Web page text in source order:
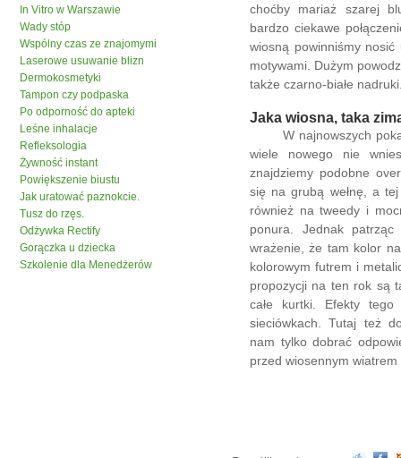
In Vitro w Warszawie
Wady stóp
Wspólny czas ze znajomymi
Laserowe usuwanie blizn
Dermokosmetyki
Tampon czy podpaska
Po odporność do apteki
Leśne inhalacje
Refleksologia
Żywność instant
Powiększenie biustu
Jak uratować paznokcie.
Tusz do rzęs.
Odżywka Rectify
Gorączka u dziecka
Szkolenie dla Menedżerów
choćby mariaż szarej
bardzo ciekawe
wiosną powinniśmy
motywami. Dużym
także czarno-białe
Jaka wiosna, taka
W najnowszych
wiele nowego nie
znajdziemy podobne
się na grubą wełnę, a tej
również na tweedy i
ponura. Jednak
wrażenie, że tam kolor
kolorowym futrem i
propozycji na ten rok są
całe kurtki. Efekty
sieciówkach. Tutaj też
nam tylko dobrać
przed wiosennym wiatrem